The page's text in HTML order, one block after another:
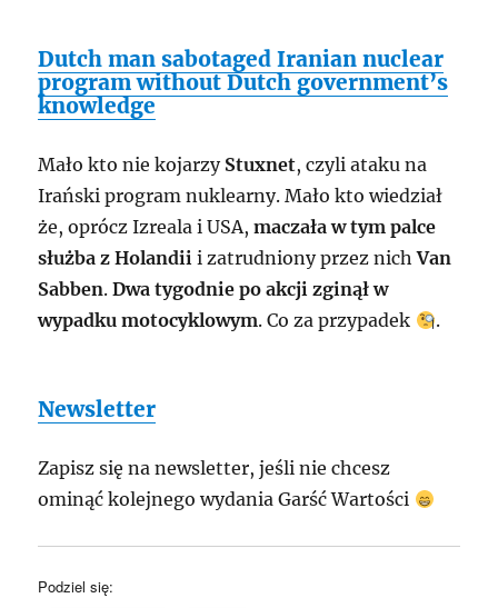
Dutch man sabotaged Iranian nuclear
program without Dutch government’s
knowledge
Mało kto nie kojarzy Stuxnet, czyli ataku na
Irański program nuklearny. Mało kto wiedział
że, oprócz Izreala i USA,maczała w tym palce
służba z Holandii i zatrudniony przez nichVan
Sabben.Dwa tygodnie po akcji zginął w
wypadku motocyklowym. Co za przypadek .
Newsletter
Zapisz się na newsletter, jeśli nie chcesz
ominąć kolejnego wydania Garść Wartości
Podziel się: